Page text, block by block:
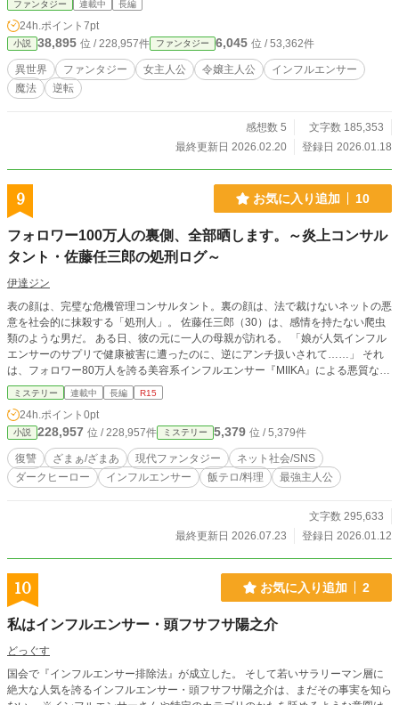
配信者となった。 これは、 処刑されるはずだった悪役令嬢
が、 “ライブ配信”で王子と王国を公開処刑する物語。 支持率
100％の先に待つのは、復讐か、革命か、 それとも――自由
か。
ファンタジー 連載中 長編
24h.ポイント 7pt
小説 38,895 位 / 228,957件 ファンタジー 6,045 位 / 53,362件
異世界 ファンタジー 女主人公 令嬢主人公
インフルエンサー
魔法
逆転
感想数 5
文字数 185,353
最終更新日 2026.02.20
登録日 2026.01.18
9 お気に入り追加 10
フォロワー100万人の裏側、全部晒します。～炎上コンサル
タント・佐藤任三郎の処刑ログ～
伊達ジン
表の顔は、完璧な危機管理コンサルタント。裏の顔は、法で裁けないネットの悪
意を社会的に抹殺する「処刑人」。 佐藤任三郎（30）は、感情を持たない爬虫
類のような男だ。 ある日、彼の元に一人の母親が訪れる。 「娘が人気インフル
エンサーのサプリで健康被害に遭ったのに、逆にアンチ扱いされて……」 それ
は、フォロワー80万人を誇る美容系インフルエンサー『MIIKA』による悪質な詐
欺だった。 佐藤は静かにグラスを傾け、呟く。 「残念ですが、彼女の人生はこ
こで『損切り』です」 現代社会の闇を鮮やかに切り裂く、痛快で冷酷なノワー
ル・サスペンス。
ミステリー 連載中 長編 R15
24h.ポイント 0pt
小説 228,957 位 / 228,957件 ミステリー 5,379 位 / 5,379件
復讐 ざまぁ/ざまあ 現代ファンタジー
ネット社会/SNS
ダークヒーロー
インフルエンサー 飯テロ/料理 最強主人公
文字数 295,633
最終更新日 2026.07.23
登録日 2026.01.12
10 お気に入り追加 2
私はインフルエンサー・頭フサフサ陽之介
どっぐす
国会で『インフルエンサー排除法』が成立した。 そして若いサラリーマン層に
絶大な人気を誇るインフルエンサー・頭フサフサ陽之介は、まだその事実を知ら